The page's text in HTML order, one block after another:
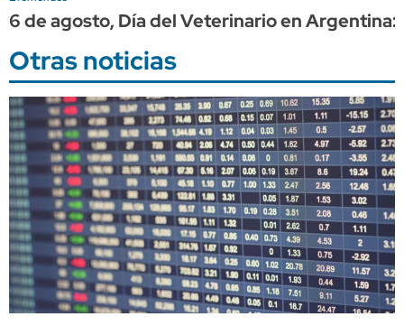
6 de agosto, Día del Veterinario en
Otras noticias